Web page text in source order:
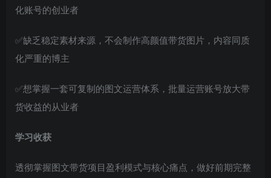
化账号的创业者
✅缺乏稳定素材来源，不会制作高颜值带货图片，内容同质
化严重的博主
✅想掌握一套可复制的图文运营体系，批量运营账号放大带
货收益的从业者
学习收获
透彻掌握图文带货项目盈利模式与核心痛点，做好前期完整